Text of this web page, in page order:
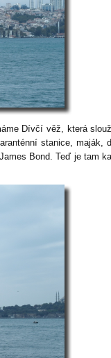
Dívčí věž, která
stanice, maják,
Bond. Teď je tam